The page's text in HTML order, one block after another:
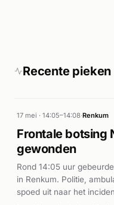
Recente pieken
17 mei · 14:05–14:08·Renkum
Frontale botsing
gewonden
Rond 14:05 uur
in Renkum. Politie,
spoed uit naar het